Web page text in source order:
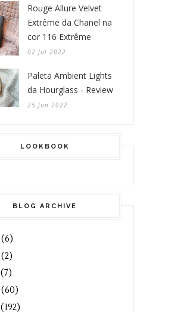
Rouge Allure Velvet
Extrême da Chanel na
cor 116 Extrême
02 Jul 2022
Paleta Ambient Lights
da Hourglass - Review
25 Jun 2022
LOOKBOOK
BLOG ARCHIVE
(6)
(2)
(7)
(60)
(192)